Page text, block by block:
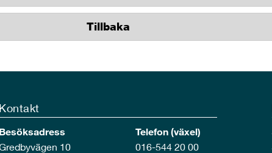
Tillbaka
Kontakt
Besöksadress
10
Telefon (växel)
016-544 20 00